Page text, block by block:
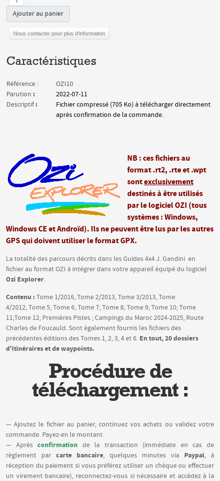
Ajouter au panier
Nous contacter pour plus d'information
Caractéristiques
Référence :
OZI10
Parution :
2022-07-11
Descriptif:
Fichier compressé (705 Ko) à télécharger directement
après confirmation de la commande.
NB : ces fichiers au
format .rt2, .rte et .wpt
sontexclusivement
destinés à être utilisés
par le logiciel OZI (tous
systèmes : Windows,
Windows CE et Androïd). Ils ne peuvent être lus par les autres
GPS qui doivent utiliser le format GPX.
La totalité des parcours décrits dans les Guides 4x4 J. Gandini en
fichier au format OZI à intégrer dans votre appareil équipé du logiciel
Ozi Explorer.
Contenu :Tome 1/2016, Tome 2/2013, Tome 3/2013, Tome
4/2012, Tome 5, Tome 6, Tome 7; Tome 8; Tome 9; Tome 10; Tome
11;Tome 12; Premières Pistes ; Campings du Maroc 2024-2025, Route
Charles de Foucauld. Sont également fournis les fichiers des
précédentes éditions des Tomes 1, 2, 3, 4 et 6. En tout, 20 dossiers
d'itinéraires et de waypoints.
Procédure de
téléchargement :
— Ajoutez le fichier au panier, continuez vos achats ou validez votre
commande. Payez-en le montant.
— Aprèsconfirmation de la transaction (immédiate en cas de
règlement par carte bancaire, quelques minutes via Paypal, à
réception du paiement si vous préférez utiliser un chèque ou effectuer
un virement bancaire), reconnectez-vous si nécessaire et accédez à la